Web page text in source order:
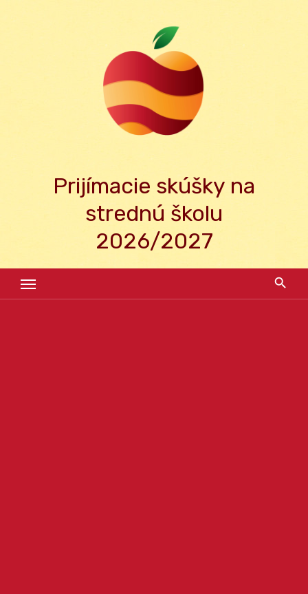
Prijímacie skúšky na
strednú školu
2026/2027